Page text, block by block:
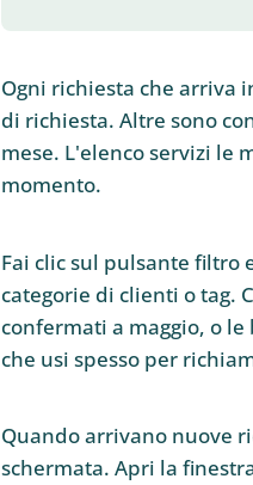
Ogni richiesta che arriva
di richiesta. Altre sono
mese. L'elenco servizi le
momento.
Fai clic sul pulsante filtro
categorie di clienti o tag.
confermati a maggio, o
che usi spesso per
Quando arrivano nuove
schermata. Apri la